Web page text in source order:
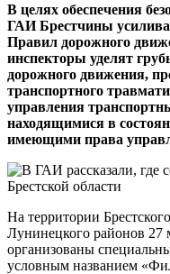
В целях обеспечения
ГАИ Брестчины
Правил дорожного
инспекторы уделят
дорожного движения,
транспортного
управления
находящимися в
имеющими права
На территории
Лунинецкого районов 27
организованы
условным названием